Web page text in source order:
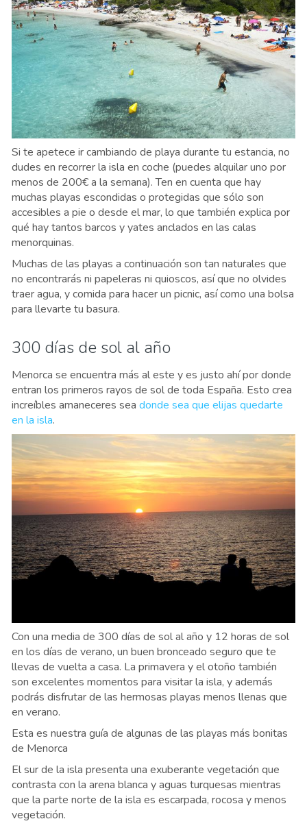
Si te apetece ir cambiando de playa durante tu estancia, no
dudes en recorrer la isla en coche (puedes alquilar uno por
menos de 200€ a la semana). Ten en cuenta que hay
muchas playas escondidas o protegidas que sólo son
accesibles a pie o desde el mar, lo que también explica por
qué hay tantos barcos y yates anclados en las calas
menorquinas.
Muchas de las playas a continuación son tan naturales que
no encontrarás ni papeleras ni quioscos, así que no olvides
traer agua, y comida para hacer un picnic, así como una bolsa
para llevarte tu basura.
300 días de sol al año
Menorca se encuentra más al este y es justo ahí por donde
entran los primeros rayos de sol de toda España. Esto crea
increíbles amaneceres sea donde sea que elijas quedarte
en la isla.
Con una media de 300 días de sol al año y 12 horas de sol
en los días de verano, un buen bronceado seguro que te
llevas de vuelta a casa. La primavera y el otoño también
son excelentes momentos para visitar la isla, y además
podrás disfrutar de las hermosas playas menos llenas que
en verano.
Esta es nuestra guía de algunas de las playas más bonitas
de Menorca
El sur de la isla presenta una exuberante vegetación que
contrasta con la arena blanca y aguas turquesas mientras
que la parte norte de la isla es escarpada, rocosa y menos
vegetación.